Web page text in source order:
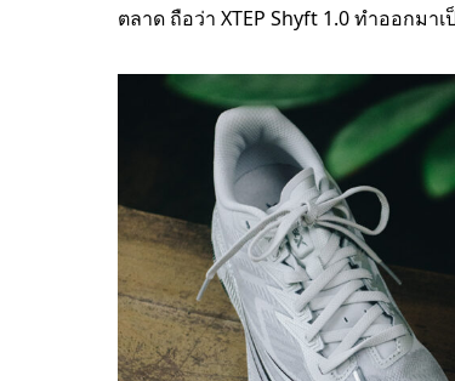
ตลาด ถือว่า XTEP Shyft 1.0 ทำออกมา